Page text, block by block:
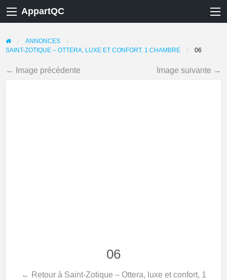
AppartQC
ANNONCES
SAINT-ZOTIQUE – OTTERA, LUXE ET CONFORT, 1 CHAMBRE
06
← Image précédente Image suivante →
06
← Retour à Saint-Zotique – Ottera, luxe et confort, 1